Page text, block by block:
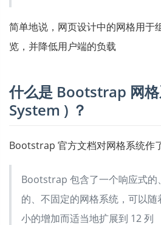
简单地说，网页设计中的网格用于
览，并降低用户端的负载
什么是 Bootstrap 网
System ) ？
Bootstrap 官方文档对网格系统作
Bootstrap 包含了一个响应式的
的、不固定的网格系统，可以随
小的增加而适当地扩展到 12 列